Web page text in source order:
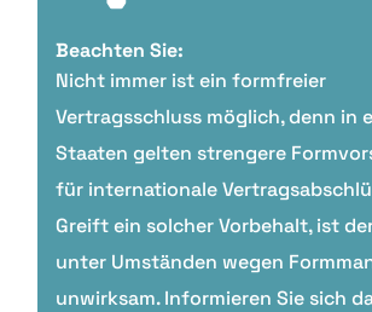
Beachten Sie:
Nicht immer ist ein formfreier
Vertragsschluss möglich, denn in
Staaten gelten strengere
für internationale
Greift ein solcher Vorbehalt, ist
unter Umständen wegen
unwirksam. Informieren Sie sich